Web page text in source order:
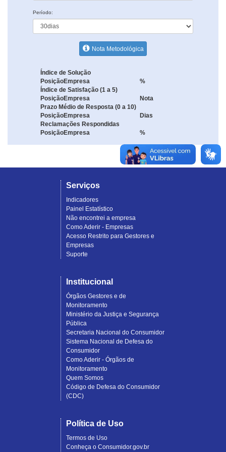
Período:
Nota Metodológica
Índice de Solução
PosiçãoEmpresa
%
Índice de Satisfação (1 a 5)
PosiçãoEmpresa
Nota
Prazo Médio de Resposta (0 a 10)
PosiçãoEmpresa
Dias
Reclamações Respondidas
PosiçãoEmpresa %
Serviços
Indicadores
Painel Estatístico
Não encontrei a empresa
Como Aderir - Empresas
Acesso Restrito para Gestores e
Empresas
Suporte
Institucional
Órgãos Gestores e de
Monitoramento
Ministério da Justiça e Segurança
Pública
Secretaria Nacional do Consumidor
Sistema Nacional de Defesa do
Consumidor
Como Aderir - Órgãos de
Monitoramento
Quem Somos
Código de Defesa do Consumidor
(CDC)
Política de Uso
Termos de Uso
Conheça o Consumidor.gov.br